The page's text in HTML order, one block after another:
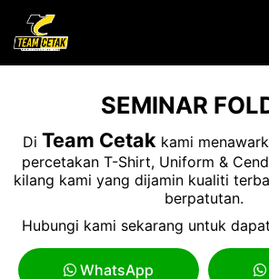
SEMINAR
Di Team Cetak kami
percetakan T-Shirt, Uniform &
kilang kami yang dijamin kualiti
berpatutan.
Hubungi kami sekarang untuk
WhatsApp